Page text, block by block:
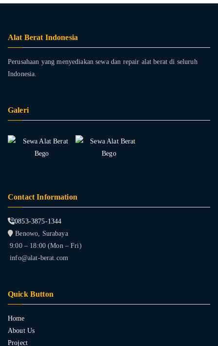
Alat Berat Indonesia
Perusahaan yang menyediakan sewa dan repair alat berat di seluruh
Indonesia.
Galeri
Contact Information
0853-3875-1344
Benowo, Surabaya
9:00 – 18:00 (Mon – Fri)
info@alat-berat.com
Quick Button
Home
About Us
Project